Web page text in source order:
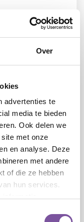
Over
advertenties te
media te bieden
Ook delen we
met onze
en analyse. Deze
met andere
of die ze hebben
hun services.
Amersfoort